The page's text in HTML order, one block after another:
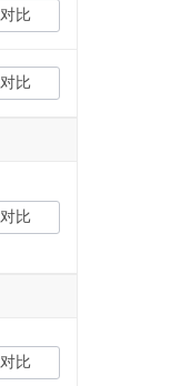
对比
对比
对比
对比